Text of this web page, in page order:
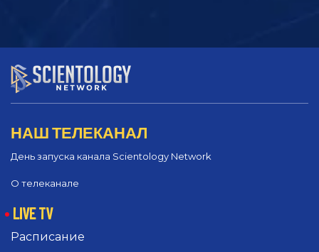
НАШ ТЕЛЕКАНАЛ
День запуска канала Scientology Network
О телеканале
LIVE TV
Расписание